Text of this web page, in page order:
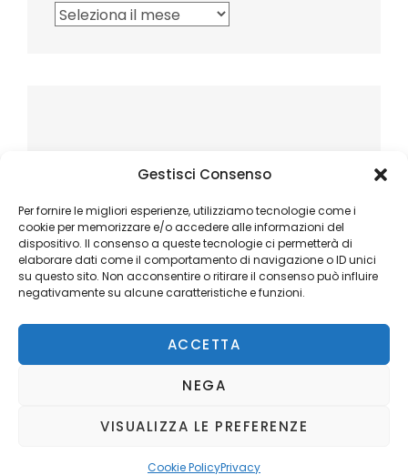
Gestisci Consenso
Per fornire le migliori esperienze, utilizziamo tecnologie come i
cookie per memorizzare e/o accedere alle informazioni del
dispositivo. Il consenso a queste tecnologie ci permetterà di
elaborare dati come il comportamento di navigazione o ID unici
su questo sito. Non acconsentire o ritirare il consenso può influire
negativamente su alcune caratteristiche e funzioni.
ACCETTA
NEGA
VISUALIZZA LE PREFERENZE
Cookie PolicyPrivacy
Archivi
Copyright © 2026Ilblogger.it. All Rights Reserved.
Catch Mag byCatch Themes